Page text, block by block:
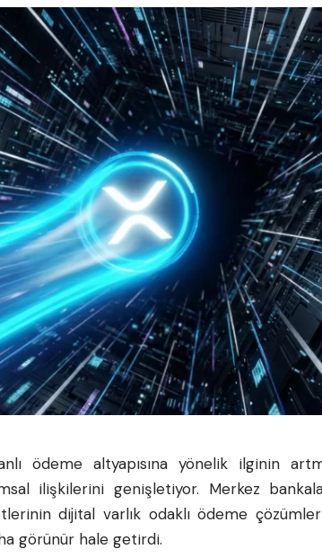
ödeme altyapısına yönelik ilginin
ilişkilerini genişletiyor. Merkez
dijital varlık odaklı ödeme
görünür hale getirdi.